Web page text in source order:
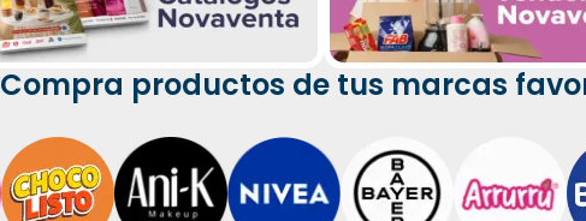
Compra productos de tus marcas